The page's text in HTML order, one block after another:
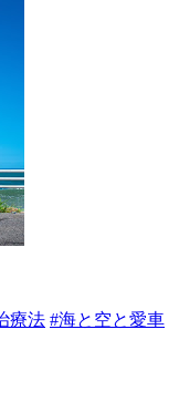
療法 #海と空と愛車